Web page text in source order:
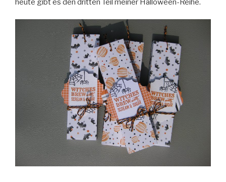
heute gibt es den dritten Teil meiner Halloween-Reihe.